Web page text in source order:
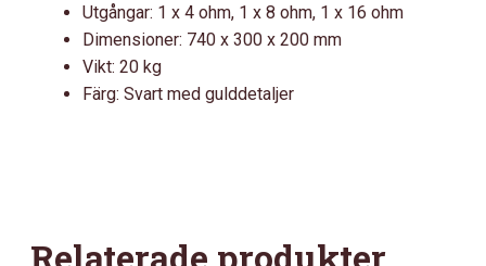
Utgångar: 1 x 4 ohm, 1 x 8 ohm, 1 x 16 ohm
Dimensioner: 740 x 300 x 200 mm
Vikt: 20 kg
Färg: Svart med gulddetaljer